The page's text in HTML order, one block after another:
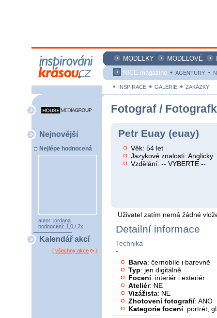
MODELKY MODELOVÉ
NICE magazine
AGENTURY
INSPIRACE GALERIE ZAKÁZKY
Nejnovější
Nejlépe hodnocená
autor: jordana
hodnocení: 1,0 / 2x
Kalendář akcí
[ všechny akce ]
Fotograf /
Petr Euay (euay)
Věk: 54 let
Jazykové znalosti: Anglicky
Vzdělání: -- VYBERTE --
Uživatel zatím nemá žádné
Detailní informace
Technika
-
Barva: černobíle i barevně
Typ: jen digitálně
Focení: interiér i exteriér
Ateliér: NE
Vizážista: NE
Zhotovení fotografií: ANO
Kategorie focení: portrét,